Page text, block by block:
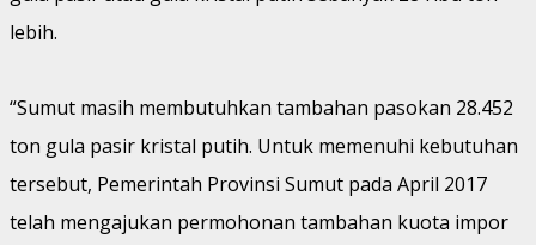
lebih.
“Sumut masih membutuhkan tambahan pasokan 28.452
ton gula pasir kristal putih. Untuk memenuhi kebutuhan
tersebut, Pemerintah Provinsi Sumut pada April 2017
telah mengajukan permohonan tambahan kuota impor